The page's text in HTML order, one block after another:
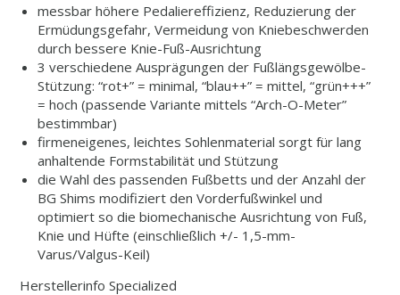
messbar höhere Pedaliereffizienz, Reduzierung der
Ermüdungsgefahr, Vermeidung von Kniebeschwerden
durch bessere Knie-Fuß-Ausrichtung
3 verschiedene Ausprägungen der Fußlängsgewölbe-
Stützung: “rot+” = minimal, “blau++” = mittel, “grün+++”
= hoch (passende Variante mittels “Arch-O-Meter”
bestimmbar)
firmeneigenes, leichtes Sohlenmaterial sorgt für lang
anhaltende Formstabilität und Stützung
die Wahl des passenden Fußbetts und der Anzahl der
BG Shims modifiziert den Vorderfußwinkel und
optimiert so die biomechanische Ausrichtung von Fuß,
Knie und Hüfte (einschließlich +/- 1,5-mm-
Varus/Valgus-Keil)
Herstellerinfo Specialized